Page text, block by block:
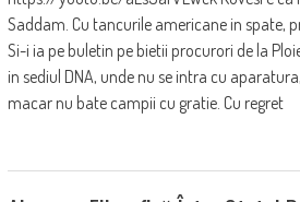
Saddam. Cu tancurile americane in spate,
Si-i ia pe buletin pe bietii procurori de la
in sediul DNA, unde nu se intra cu
macar nu bate campii cu gratie. Cu regret